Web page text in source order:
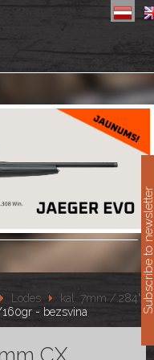
Lodes
kal. 7mm /.284"
160gr - bezsvina
CX
Subscribe